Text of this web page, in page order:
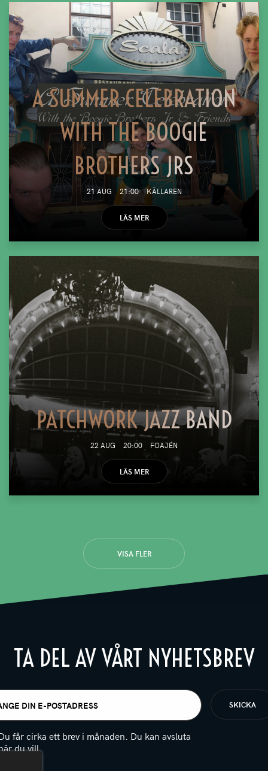
A SUMMER CELEBRATION
WITH THE BOOGIE
BROTHERS JRS
21 AUG 21:00 KÄLLAREN
LÄS MER
PATCHWORK JAZZ BAND
22 AUG 20:00 FOAJÉN
LÄS MER
VISA FLER
TA DEL AV VÅRT NYHETSBREV
får cirka ett brev i månaden. Du kan avsluta
du vill.